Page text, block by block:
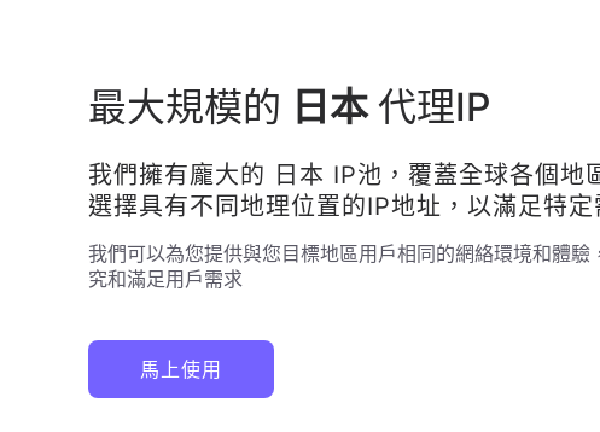
最大規模的 日本代理IP
我們擁有龐大的 日本 IP池，覆蓋全球各個地
選擇具有不同地理位置的IP地址，以滿足特
我們可以為您提供與您目標地區用戶相同的網絡環境和體驗
究和滿足用戶需求
馬上使用